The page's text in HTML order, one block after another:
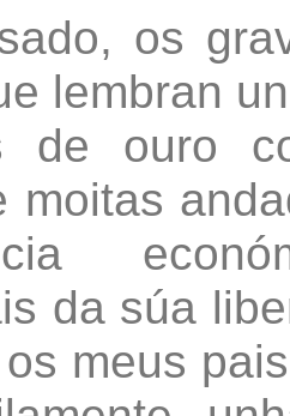
os
lembran
de ouro
moitas
da súa
meus